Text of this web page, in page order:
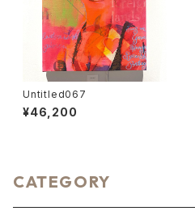
Untitled067
¥46,200
CATEGORY